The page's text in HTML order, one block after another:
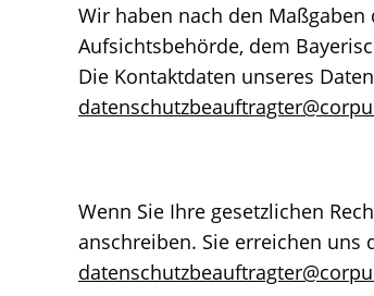
Wir haben nach den
Aufsichtsbehörde, dem
Die Kontaktdaten unseres
Wenn Sie Ihre gesetzlichen
anschreiben. Sie erreichen uns